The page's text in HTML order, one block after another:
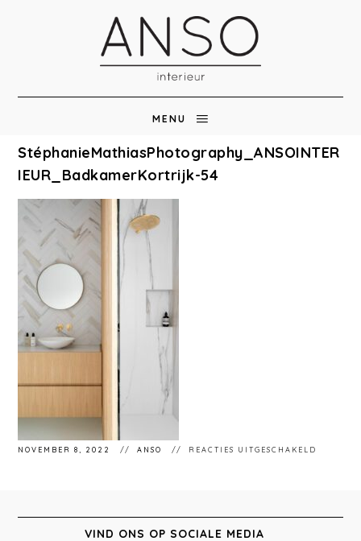
MENU
StéphanieMathiasPhotography_ANSOINTER
IEUR_BadkamerKortrijk-54
NOVEMBER 8, 2022 ANSO REACTIES UITGESCHAKELD
VIND ONS OP SOCIALE MEDIA